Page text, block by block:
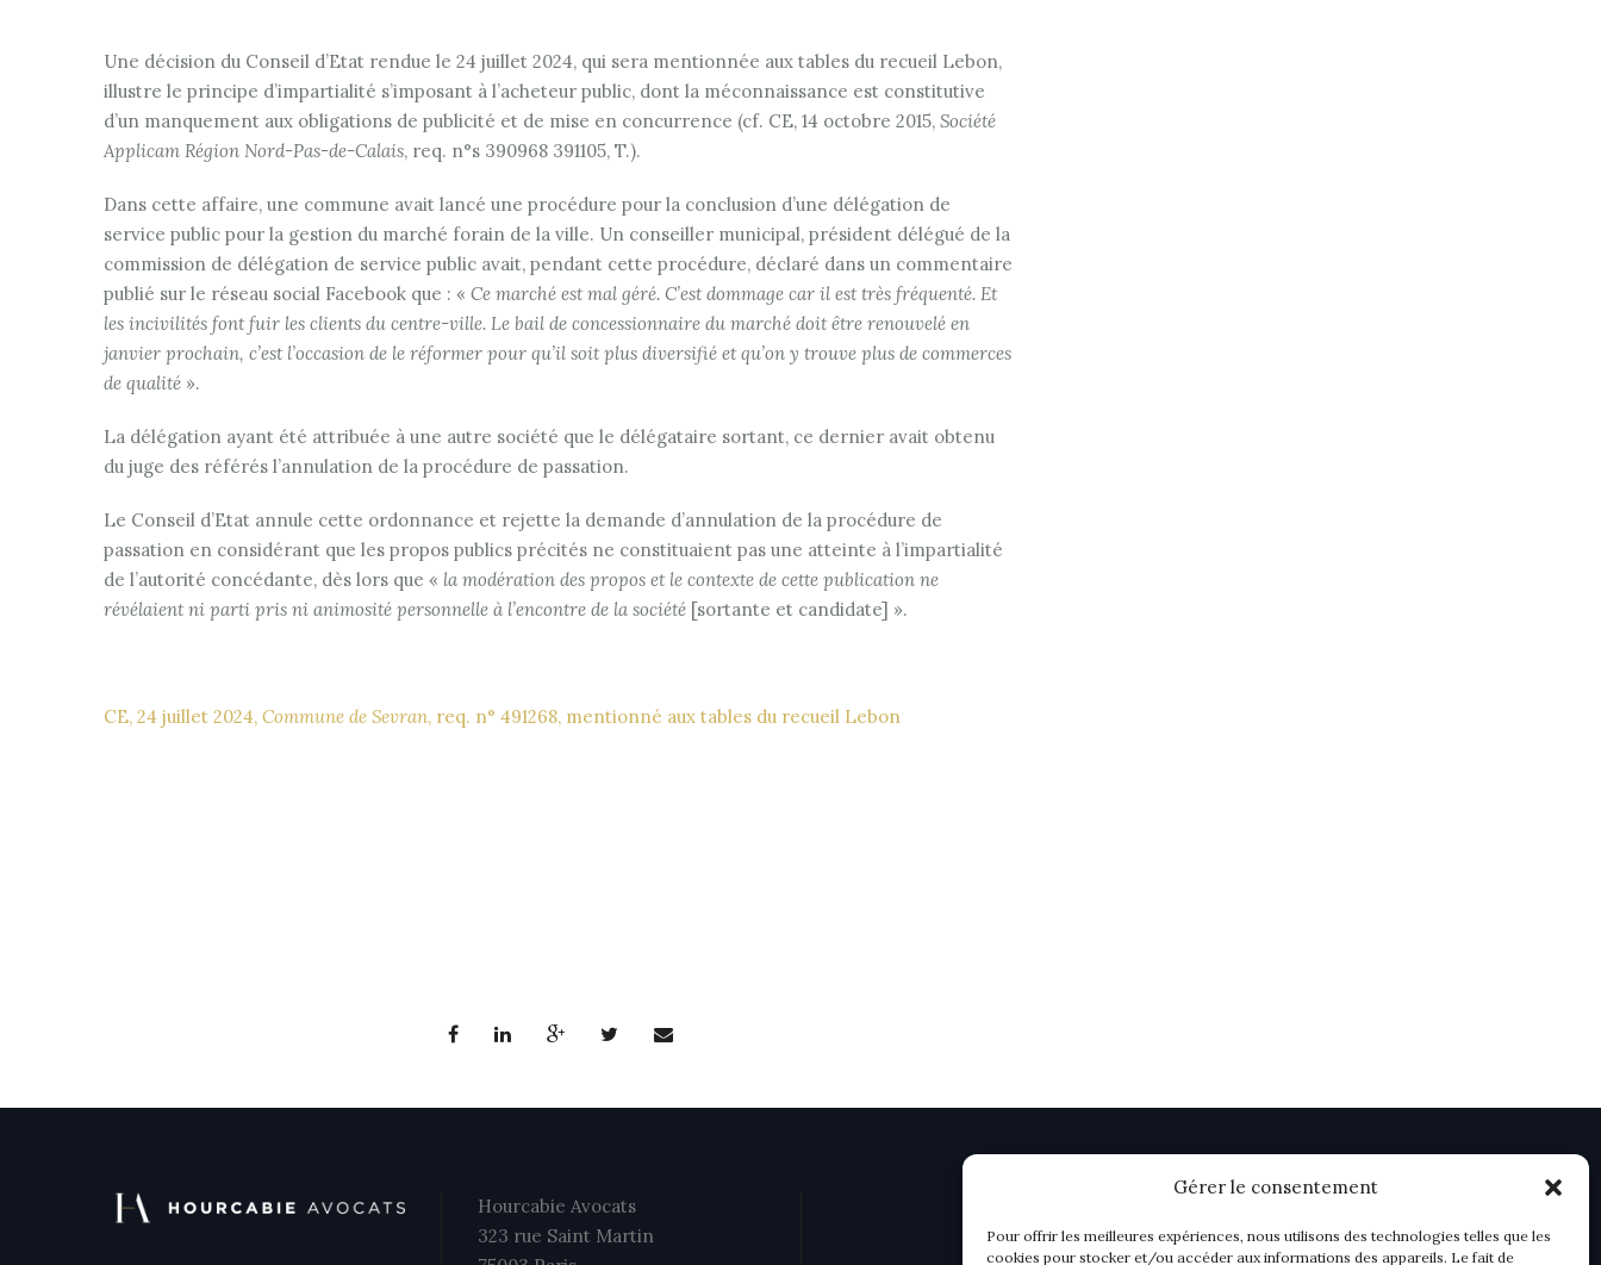
Gérer le consentement
Pour offrir les meilleures expériences, nous utilisons des technologies telles que les
cookies pour stocker et/ou accéder aux informations des appareils. Le fait de
Une décision du Conseil d’Etat rendue le 24 juillet 2024, qui sera mentionnée aux tables du recueil Lebon,
illustre le principe d’impartialité s’imposant à l’acheteur public, dont la méconnaissance est constitutive
d’un manquement aux obligations de publicité et de mise en concurrence (cf. CE, 14 octobre 2015, Société
Applicam Région Nord-Pas-de-Calais, req. n°s 390968 391105, T.).
Dans cette affaire, une commune avait lancé une procédure pour la conclusion d’une délégation de
service public pour la gestion du marché forain de la ville. Un conseiller municipal, président délégué de la
commission de délégation de service public avait, pendant cette procédure, déclaré dans un commentaire
publié sur le réseau social Facebook que : « Ce marché est mal géré. C’est dommage car il est très fréquenté. Et
les incivilités font fuir les clients du centre-ville. Le bail de concessionnaire du marché doit être renouvelé en
janvier prochain, c’est l’occasion de le réformer pour qu’il soit plus diversifié et qu’on y trouve plus de commerces
de qualité ».
La délégation ayant été attribuée à une autre société que le délégataire sortant, ce dernier avait obtenu
du juge des référés l’annulation de la procédure de passation.
Le Conseil d’Etat annule cette ordonnance et rejette la demande d’annulation de la procédure de
passation en considérant que les propos publics précités ne constituaient pas une atteinte à l’impartialité
de l’autorité concédante, dès lors que « la modération des propos et le contexte de cette publication ne
révélaient ni parti pris ni animosité personnelle à l’encontre de la société [sortante et candidate] ».
CE, 24 juillet 2024, Commune de Sevran, req. n° 491268, mentionné aux tables du recueil Lebon
Hourcabie Avocats
323 rue Saint Martin